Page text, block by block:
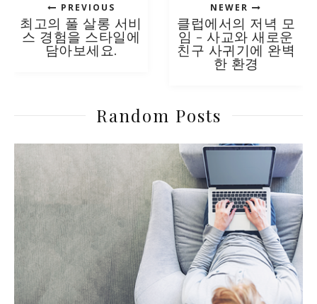
PREVIOUS
최고의 풀 살롱 서비
스 경험을 스타일에
담아보세요.
NEWER
클럽에서의 저녁 모
임 - 사교와 새로운
친구 사귀기에 완벽
한 환경
Random Posts